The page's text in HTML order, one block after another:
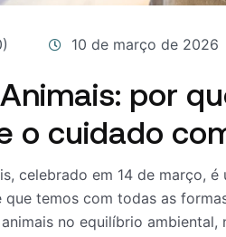
10 de março de 2026
por
o cuidado
celebrado em 14 de março,
que temos com todas as
no equilíbrio ambiental,